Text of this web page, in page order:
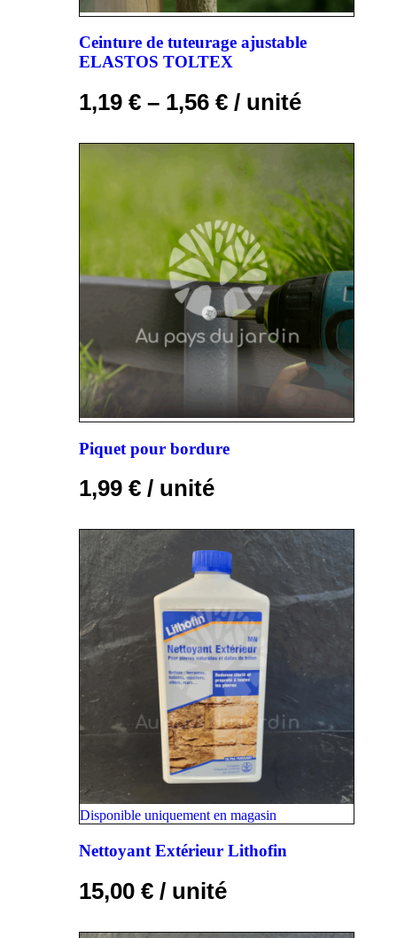
Ceinture de tuteurage ajustable
ELASTOS TOLTEX
1,19 € – 1,56 € / unité
Piquet pour bordure
1,99 € / unité
Disponible uniquement en magasin
Nettoyant Extérieur Lithofin
15,00 € / unité